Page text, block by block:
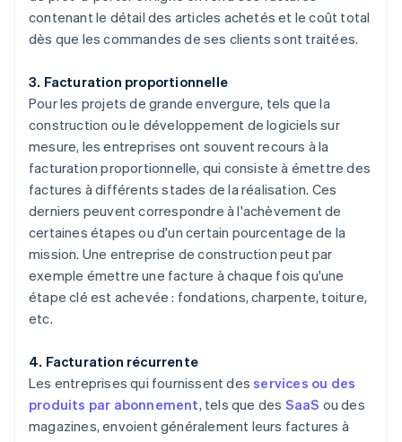
contenant le détail des articles achetés et le coût total
dès que les commandes de ses clients sont traitées.
3. Facturation proportionnelle
Pour les projets de grande envergure, tels que la
construction ou le développement de logiciels sur
mesure, les entreprises ont souvent recours à la
facturation proportionnelle, qui consiste à émettre des
factures à différents stades de la réalisation. Ces
derniers peuvent correspondre à l'achèvement de
certaines étapes ou d'un certain pourcentage de la
mission. Une entreprise de construction peut par
exemple émettre une facture à chaque fois qu'une
étape clé est achevée : fondations, charpente, toiture,
etc.
4. Facturation récurrente
Les entreprises qui fournissent desservices ou des
produits par abonnement, tels que des SaaS ou des
magazines, envoient généralement leurs factures à